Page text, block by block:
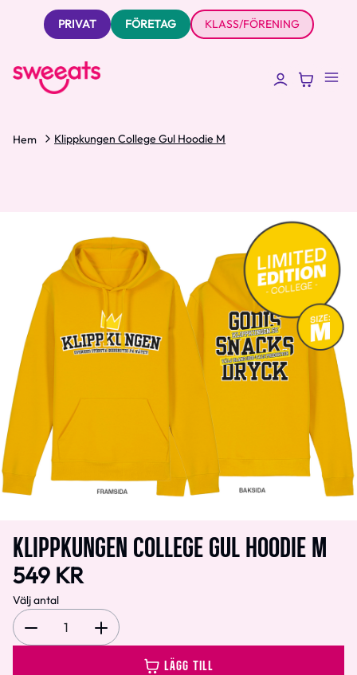
PRIVAT FÖRETAG KLASS/FÖRENING
Hem Klippkungen College Gul Hoodie M
KLIPPKUNGEN COLLEGE GUL HOODIE M
549 KR
Välj antal
1
LÄGG TILL